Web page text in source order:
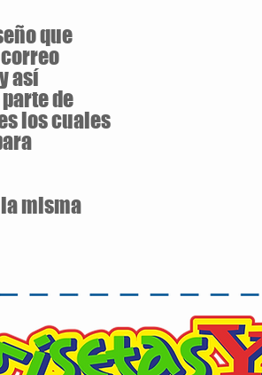
que
así
de
los cuales
misma